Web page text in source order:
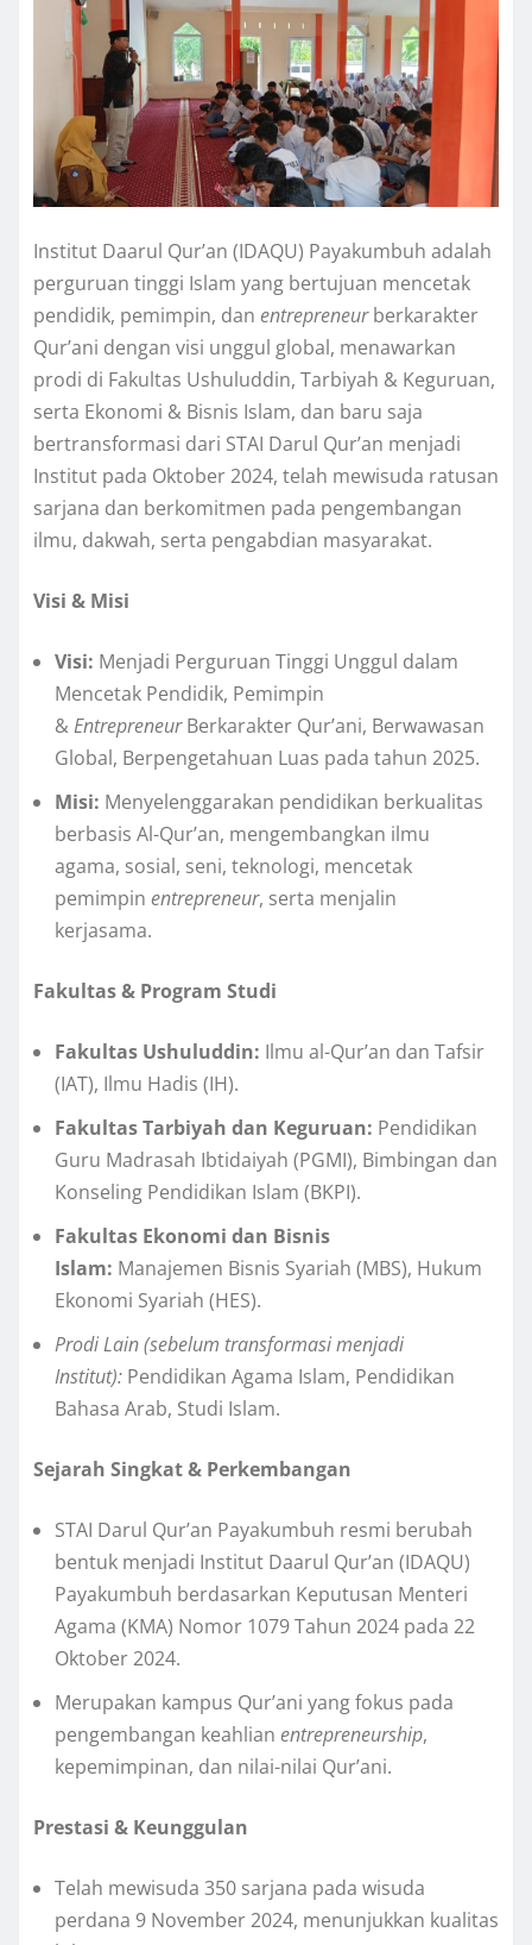
Institut Daarul Qur’an (IDAQU) Payakumbuh adalah
perguruan tinggi Islam yang bertujuan mencetak
pendidik, pemimpin, dan entrepreneurberkarakter
Qur’ani dengan visi unggul global, menawarkan
prodi di Fakultas Ushuluddin, Tarbiyah & Keguruan,
serta Ekonomi & Bisnis Islam, dan baru saja
bertransformasi dari STAI Darul Qur’an menjadi
Institut pada Oktober 2024, telah mewisuda ratusan
sarjana dan berkomitmen pada pengembangan
ilmu, dakwah, serta pengabdian masyarakat.
Visi & Misi
Visi: Menjadi Perguruan Tinggi Unggul dalam
Mencetak Pendidik, Pemimpin
&EntrepreneurBerkarakter Qur’ani, Berwawasan
Global, Berpengetahuan Luas pada tahun 2025.
Misi: Menyelenggarakan pendidikan berkualitas
berbasis Al-Qur’an, mengembangkan ilmu
agama, sosial, seni, teknologi, mencetak
pemimpin entrepreneur, serta menjalin
kerjasama.
Fakultas & Program Studi
Fakultas Ushuluddin: Ilmu al-Qur’an dan Tafsir
(IAT), Ilmu Hadis (IH).
Fakultas Tarbiyah dan Keguruan: Pendidikan
Guru Madrasah Ibtidaiyah (PGMI), Bimbingan dan
Konseling Pendidikan Islam (BKPI).
Fakultas Ekonomi dan Bisnis
Islam: Manajemen Bisnis Syariah (MBS), Hukum
Ekonomi Syariah (HES).
Prodi Lain (sebelum transformasi menjadi
Institut): Pendidikan Agama Islam, Pendidikan
Bahasa Arab, Studi Islam.
Sejarah Singkat & Perkembangan
STAI Darul Qur’an Payakumbuh resmi berubah
bentuk menjadi Institut Daarul Qur’an (IDAQU)
Payakumbuh berdasarkan Keputusan Menteri
Agama (KMA) Nomor 1079 Tahun 2024 pada 22
Oktober 2024.
Merupakan kampus Qur’ani yang fokus pada
pengembangan keahlian entrepreneurship,
kepemimpinan, dan nilai-nilai Qur’ani.
Prestasi & Keunggulan
Telah mewisuda 350 sarjana pada wisuda
perdana 9 November 2024, menunjukkan kualitas